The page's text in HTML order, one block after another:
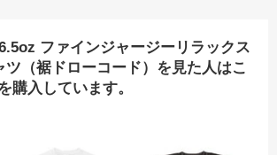
ファインジャージーリラックス
ツ（裾ドローコード）を見た人はこ
購入しています。
Tシャツ
ドマックスウェイト メンズオーバーTシャツ